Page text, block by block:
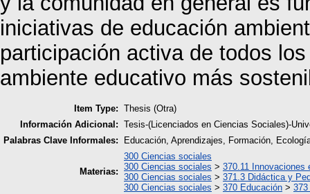
iniciativas de educación
participación activa de todos
ambiente educativo más
Item Type: Thesis (Otra)
Información Adicional: Tesis-(Licenciados en Ciencias Sociales)-
Palabras Clave Informales:
Educación, Aprendizajes, Formación,
Materias:
300 Ciencias sociales
300 Ciencias sociales > 370.11 Innovaciones
300 Ciencias sociales > 371.3 Didáctica y
300 Ciencias sociales > 370 Educación >